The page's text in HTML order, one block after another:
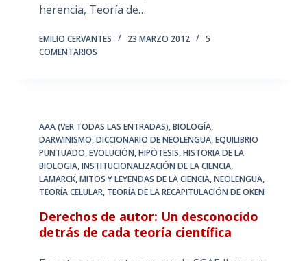
herencia, Teoría de…
EMILIO CERVANTES 23 MARZO 2012
5
COMENTARIOS
AAA (VER TODAS LAS ENTRADAS),BIOLOGÍA,
DARWINISMO,DICCIONARIO DE NEOLENGUA,EQUILIBRIO
PUNTUADO,EVOLUCIÓN,HIPÓTESIS,HISTORIA DE LA
BIOLOGIA,INSTITUCIONALIZACIÓN DE LA CIENCIA,
LAMARCK,MITOS Y LEYENDAS DE LA CIENCIA,NEOLENGUA,
TEORÍA CELULAR, TEORÍA DE LA RECAPITULACIÓN DE OKEN
Derechos de autor: Un desconocido
detrás de cada teoría científica